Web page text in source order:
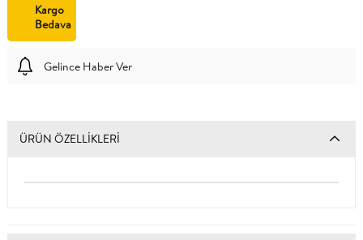
Kargo
Bedava
Gelince Haber Ver
ÜRÜN ÖZELLIKLERI